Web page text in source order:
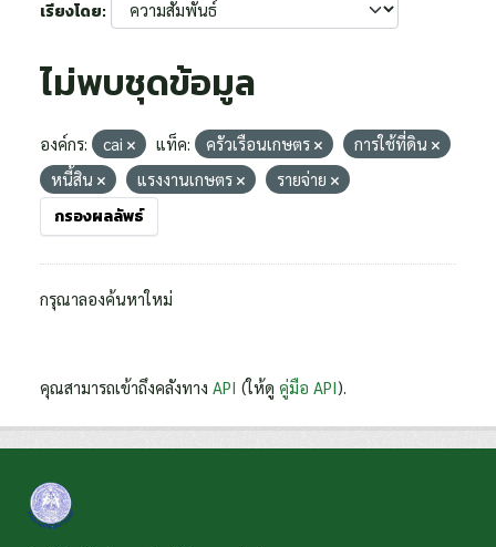
เรียงโดย
ไม่พบชุดข้อมูล
องค์กร: cai แท็ค: ครัวเรือนเกษตร
การใช้ที่ดิน
หนี้สิน
แรงงานเกษตร รายจ่าย
กรองผลลัพธ์
กรุณาลองค้นหาใหม่
คุณสามารถเข้าถึงคลังทาง API (ให้ดู คู่มือ API).